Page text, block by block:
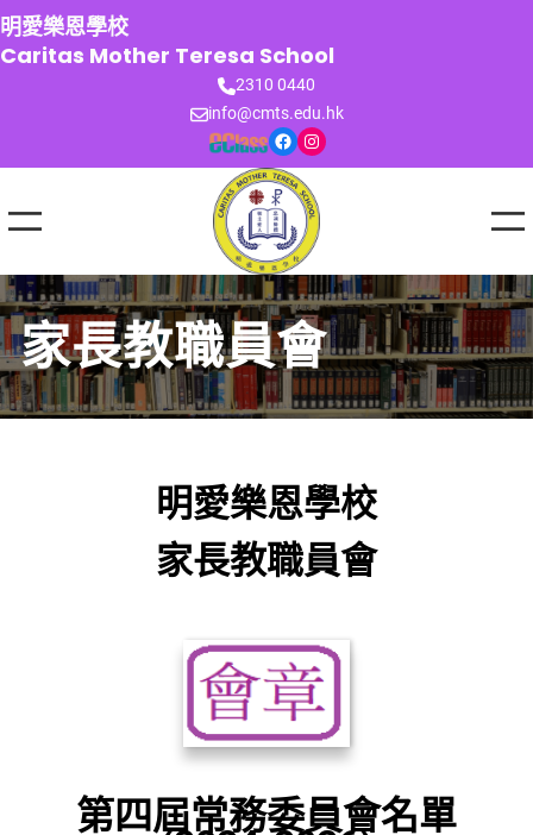
跳
至
主
明愛樂恩學校
Caritas Mother Teresa School
2310 0440
info@cmts.edu.hk
Facebook Instagram
家長教職員會
明愛樂恩學校
家長教職員會
第四屆常務委員會名單